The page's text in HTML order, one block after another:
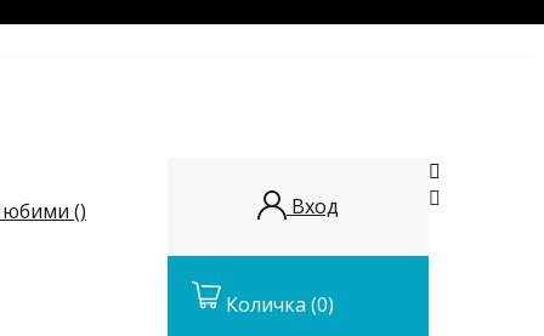
() Вход
Количка (0)

